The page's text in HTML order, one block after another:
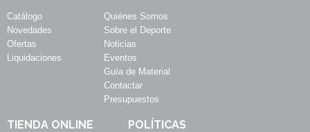
Catálogo
Novedades
Ofertas
Liquidaciones
Quiénes Somos
Sobre el Deporte
Noticias
Eventos
Guía de Material
Contactar
Presupuestos
TIENDA ONLINE POLÍTICAS